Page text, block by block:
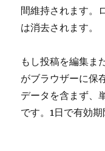
間維持されます。
は消去されます。
もし投稿を編集ま
がブラウザーに保
データを含まず、
です。1日で有効期